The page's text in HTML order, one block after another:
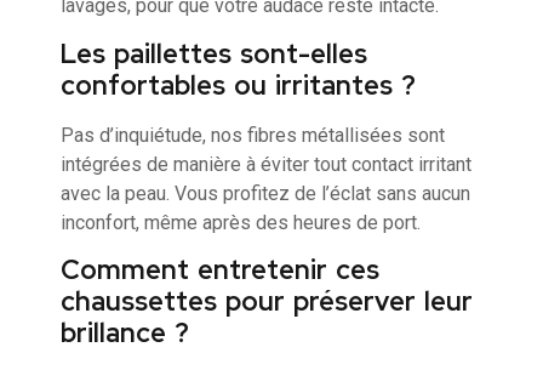
lavages, pour que votre audace reste intacte.
Les paillettes sont-elles
confortables ou irritantes ?
Pas d’inquiétude, nos fibres métallisées sont
intégrées de manière à éviter tout contact irritant
avec la peau. Vous profitez de l’éclat sans aucun
inconfort, même après des heures de port.
Comment entretenir ces
chaussettes pour préserver leur
brillance ?